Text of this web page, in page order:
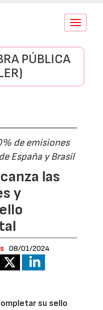
Conmutar
PÚBLICA
de emisiones
España y Brasil
las
y
08/01/2024
su sello